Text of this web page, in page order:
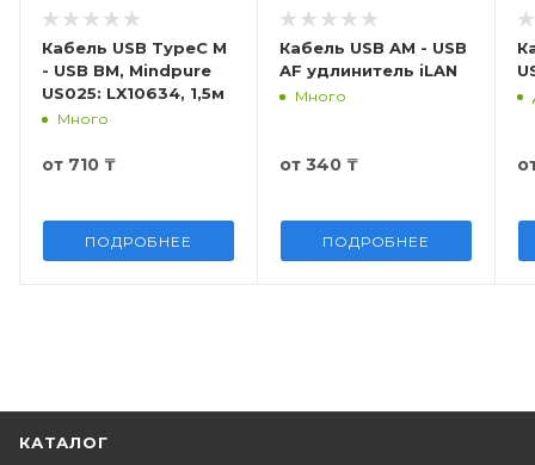
Кабель USB TypeC M
- USB BM, Mindpure
US025: LX10634, 1,5м
Много
от 710 ₸
ПОДРОБНЕЕ
Кабель USB AM - USB
AF удлинитель iLAN
Много
от 340 ₸
ПОДРОБНЕЕ
КАТАЛОГ